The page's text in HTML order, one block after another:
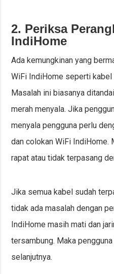
2. Periksa
IndiHome
Ada kemungkinan yang
WiFi IndiHome seperti kabel
Masalah ini biasanya
merah menyala. Jika
menyala pengguna perlu
dan colokan WiFi IndiHome.
rapat atau tidak terpasang
Jika semua kabel sudah
tidak ada masalah dengan
IndiHome masih mati dan
tersambung. Maka
selanjutnya.